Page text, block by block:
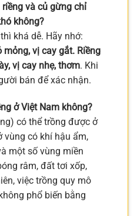
và củ gừng chỉ
không?
khá dễ. Hãy nhớ:
mỏng, vị cay gắt. Riềng
vị cay nhẹ, thơm. Khi
bán để xác nhận.
ở Việt Nam không?
có thể trồng được ở
vùng có khí hậu ẩm,
một số vùng miền
râm, đất tơi xốp,
việc trồng quy mô
phổ biến bằng